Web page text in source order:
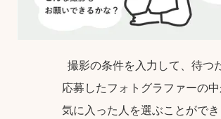
撮影の条件を入力して、待つ
応募したフォトグラファーの中
気に入った人を選ぶことができ